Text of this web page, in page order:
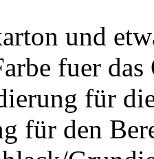
und
fuer
für
für den